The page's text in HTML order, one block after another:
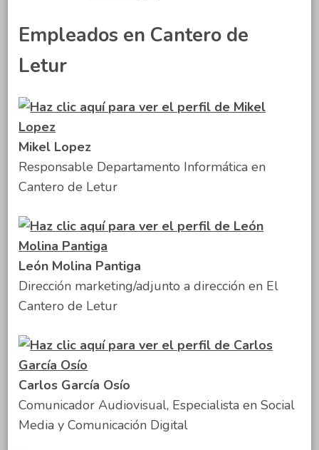
Empleados en Cantero de
Letur
Mikel Lopez
Responsable Departamento Informática en
Cantero de Letur
León Molina Pantiga
Dirección marketing/adjunto a dirección en El
Cantero de Letur
Carlos García Osío
Comunicador Audiovisual, Especialista en Social
Media y Comunicación Digital